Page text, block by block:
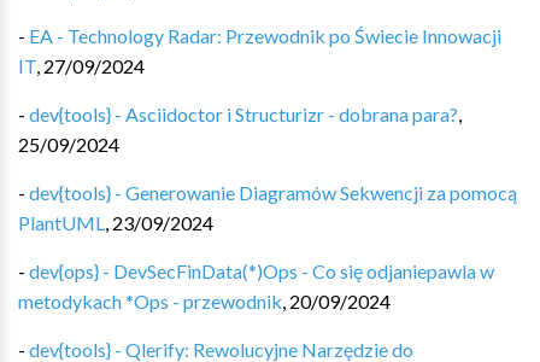
- EA - Technology Radar: Przewodnik po Świecie Innowacji
IT, 27/09/2024
- dev{tools} - Asciidoctor i Structurizr - dobrana para?,
25/09/2024
- dev{tools} - Generowanie Diagramów Sekwencji za pomocą
PlantUML, 23/09/2024
- dev{ops} - DevSecFinData(*)Ops - Co się odjaniepawla w
metodykach *Ops - przewodnik, 20/09/2024
- dev{tools} - Qlerify: Rewolucyjne Narzędzie do